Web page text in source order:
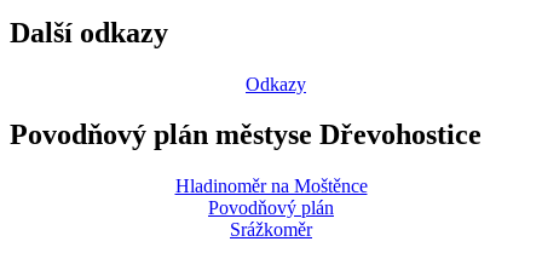
Další odkazy
Odkazy
Povodňový plán městyse Dřevohostice
Hladinoměr na Moštěnce
Povodňový plán
Srážkoměr